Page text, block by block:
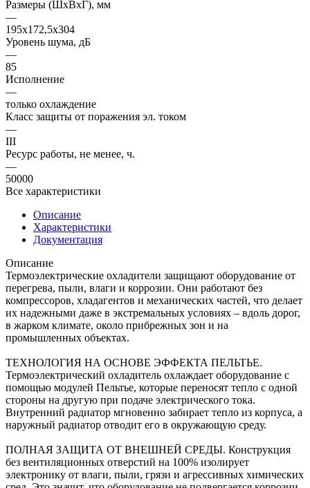
Размеры (ШхВхГ), мм
—
195х172,5х304
Уровень шума, дБ
—
85
Исполнение
—
только охлаждение
Класс защиты от поражения эл. током
—
III
Ресурс работы, не менее, ч.
—
50000
Все характеристики
Описание
Характеристики
Документация
Описание
Термоэлектрические охладители защищают оборудование от
перегрева, пыли, влаги и коррозии. Они работают без
компрессоров, хладагентов и механических частей, что делает
их надежными даже в экстремальных условиях – вдоль дорог,
в жарком климате, около прибрежных зон и на
промышленных объектах.
ТЕХНОЛОГИЯ НА ОСНОВЕ ЭФФЕКТА ПЕЛЬТЬЕ.
Термоэлектрический охладитель охлаждает оборудование с
помощью модулей Пельтье, которые переносят тепло с одной
стороны на другую при подаче электрического тока.
Внутренний радиатор мгновенно забирает тепло из корпуса, а
наружный радиатор отводит его в окружающую среду.
ПОЛНАЯ ЗАЩИТА ОТ ВНЕШНЕЙ СРЕДЫ. Конструкция
без вентиляционных отверстий на 100% изолирует
электронику от влаги, пыли, грязи и агрессивных химических